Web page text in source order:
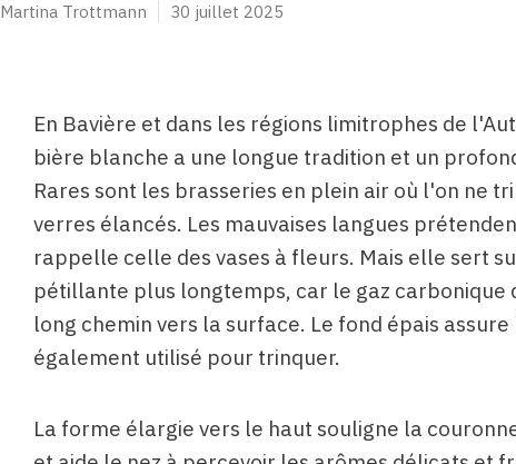
Martina Trottmann 30 juillet 2025
En Bavière et dans les régions limitrophes de
bière blanche a une longue tradition et un
Rares sont les brasseries en plein air où l'on ne
verres élancés. Les mauvaises langues
rappelle celle des vases à fleurs. Mais elle sert
pétillante plus longtemps, car le gaz carbonique
long chemin vers la surface. Le fond épais
également utilisé pour trinquer.
La forme élargie vers le haut souligne la